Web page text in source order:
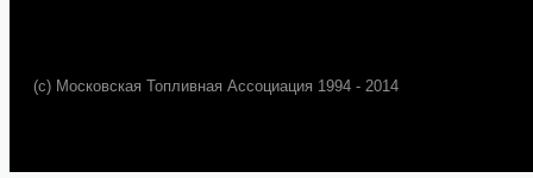
(c) Московская Топливная Ассоциация 1994 - 2014